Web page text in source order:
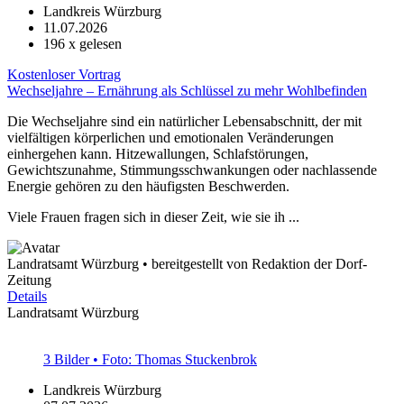
Landkreis Würzburg
11.07.2026
196 x gelesen
Kostenloser Vortrag
Wechseljahre – Ernährung als Schlüssel zu mehr Wohlbefinden
Die Wechseljahre sind ein natürlicher Lebensabschnitt, der mit
vielfältigen körperlichen und emotionalen Veränderungen
einhergehen kann. Hitzewallungen, Schlafstörungen,
Gewichtszunahme, Stimmungsschwankungen oder nachlassende
Energie gehören zu den häufigsten Beschwerden.
Viele Frauen fragen sich in dieser Zeit, wie sie ih ...
Landratsamt Würzburg • bereitgestellt von Redaktion der Dorf-
Zeitung
Details
Landratsamt Würzburg
3 Bilder • Foto: Thomas Stuckenbrok
Landkreis Würzburg